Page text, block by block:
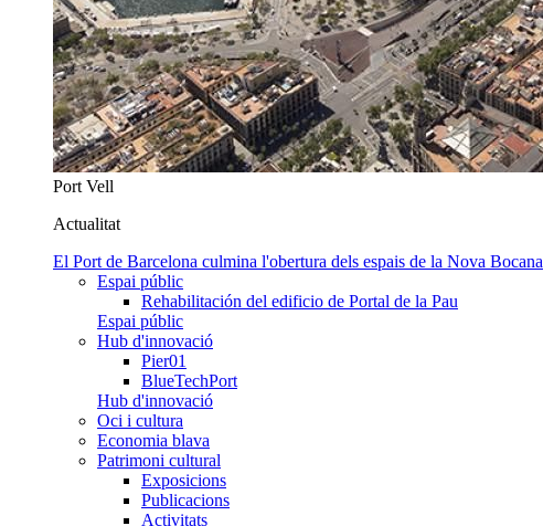
Port Vell
Actualitat
El Port de Barcelona culmina l'obertura dels espais de la Nova Bocana
Espai públic
Rehabilitación del edificio de Portal de la Pau
Espai públic
Hub d'innovació
Pier01
BlueTechPort
Hub d'innovació
Oci i cultura
Economia blava
Patrimoni cultural
Exposicions
Publicacions
Activitats